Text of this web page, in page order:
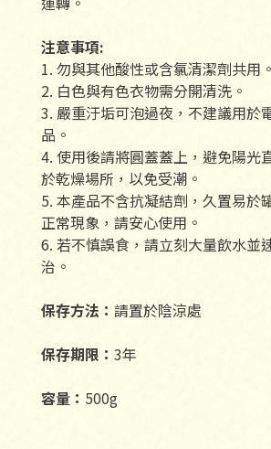
注意事項:
1. 勿與其他酸性或含氯清潔劑共用。
2. 白色與有色衣物需分開清洗。
3. 嚴重汙垢可泡過夜，不建議用於
品。
4. 使用後請將圓蓋蓋上，避免陽光
於乾燥場所，以免受潮。
5. 本產品不含抗凝結劑，久置易於
正常現象，請安心使用。
6. 若不慎誤食，請立刻大量飲水並
治。
保存方法： 請置於陰涼處
保存期限： 3年
容量： 500g